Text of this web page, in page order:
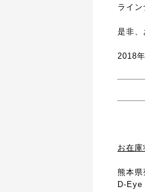
ライン
是非、
2018
お在
熊本
D-